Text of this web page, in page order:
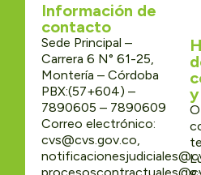
Información de
contacto
Sede Principal –
Carrera 6 N° 61-25,
Montería – Córdoba
PBX:(57+604) –
7890605 – 7890609
Correo electrónico:
cvs@cvs.gov.co,